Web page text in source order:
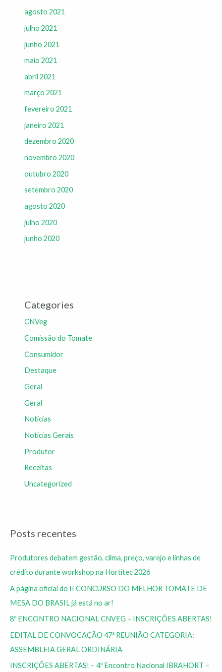
agosto 2021
julho 2021
junho 2021
maio 2021
abril 2021
março 2021
fevereiro 2021
janeiro 2021
dezembro 2020
novembro 2020
outubro 2020
setembro 2020
agosto 2020
julho 2020
junho 2020
Categories
CNVeg
Comissão do Tomate
Consumidor
Destaque
Geral
Geral
Notícias
Notícias Gerais
Produtor
Receitas
Uncategorized
Posts recentes
Produtores debatem gestão, clima, preço, varejo e linhas de
crédito durante workshop na Hortitec 2026
A página oficial do II CONCURSO DO MELHOR TOMATE DE
MESA DO BRASIL já está no ar!
8º ENCONTRO NACIONAL CNVEG – INSCRIÇÕES ABERTAS!
EDITAL DE CONVOCAÇÃO 47ª REUNIÃO CATEGORIA:
ASSEMBLEIA GERAL ORDINÁRIA
INSCRIÇÕES ABERTAS! – 4º Encontro Nacional IBRAHORT –